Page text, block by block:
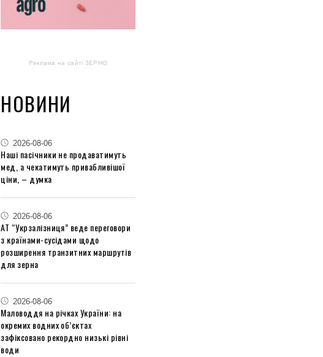
Реклама на сайті ЗЕРНО
НОВИНИ
2026-08-06
Наші пасічники не продаватимуть
мед, а чекатимуть привабливішої
ціни, – думка
2026-08-06
АТ “Укрзалізниця” веде переговори
з країнами-сусідами щодо
розширення транзитних маршрутів
для зерна
2026-08-06
Маловоддя на річках України: на
окремих водних об’єктах
зафіксовано рекордно низькі рівні
води